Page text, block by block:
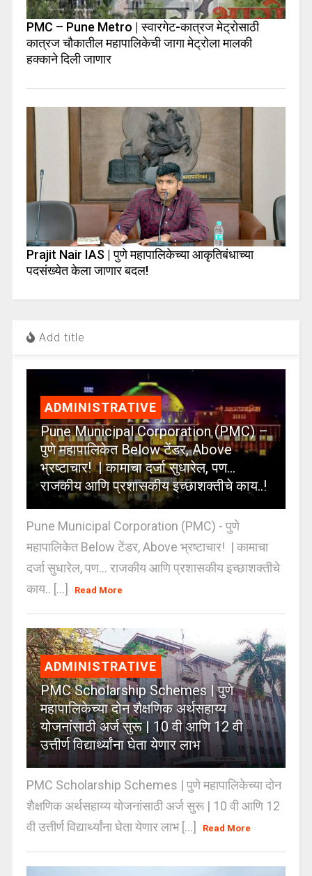
PMC – Pune Metro | स्वारगेट-कात्रज मेट्रोसाठी
कात्रज चौकातील महापालिकेची जागा मेट्रोला मालकी
हक्काने दिली जाणार
Prajit Nair IAS | पुणे महापालिकेच्या आकृतिबंधाच्या
पदसंख्येत केला जाणार बदल!
Add title
ADMINISTRATIVE
Pune Municipal Corporation (PMC) –
पुणे महापालिकेत Below टेंडर, Above
भ्रष्टाचार! | कामाचा दर्जा सुधारेल, पण…
राजकीय आणि प्रशासकीय इच्छाशक्तीचे काय..!
Pune Municipal Corporation (PMC) - पुणे
महापालिकेत Below टेंडर, Above भ्रष्टाचार! | कामाचा
दर्जा सुधारेल, पण… राजकीय आणि प्रशासकीय इच्छाशक्तीचे
काय.. [...]
Read More
ADMINISTRATIVE
PMC Scholarship Schemes | पुणे
महापालिकेच्या दोन शैक्षणिक अर्थसहाय्य
योजनांसाठी अर्ज सुरू | 10 वी आणि 12 वी
उत्तीर्ण विद्यार्थ्यांना घेता येणार लाभ
PMC Scholarship Schemes | पुणे महापालिकेच्या दोन
शैक्षणिक अर्थसहाय्य योजनांसाठी अर्ज सुरू | 10 वी आणि 12
वी उत्तीर्ण विद्यार्थ्यांना घेता येणार लाभ [...]
Read More